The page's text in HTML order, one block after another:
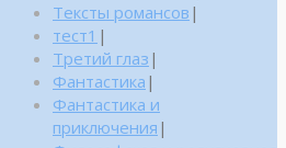
Тексты романсов |
тест1 |
Третий глаз |
Фантастика |
Фантастика и
приключения |